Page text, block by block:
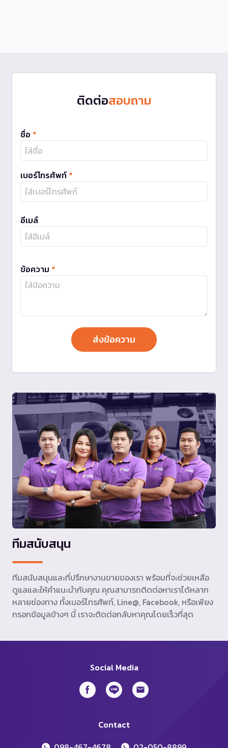
ติดต่อสอบถาม
ชื่อ *
เบอร์โทรศัพท์ *
อีเมล์
ข้อความ *
ทีมสนับสนุน
ทีมสนับสนุนและที่ปรึกษางานขายของเรา พร้อมที่จะช่วยเหลือ
ดูแลและให้คำแนะนำกับคุณ คุณสามารถติดต่อหาเราได้หลาก
หลายช่องทาง ทั้งเบอร์โทรศัพท์, Line@, Facebook, หรือเพียง
กรอกข้อมูลข้างๆ นี้ เราจะติดต่อกลับหาคุณโดยเร็วที่สุด
Social Media
Contact